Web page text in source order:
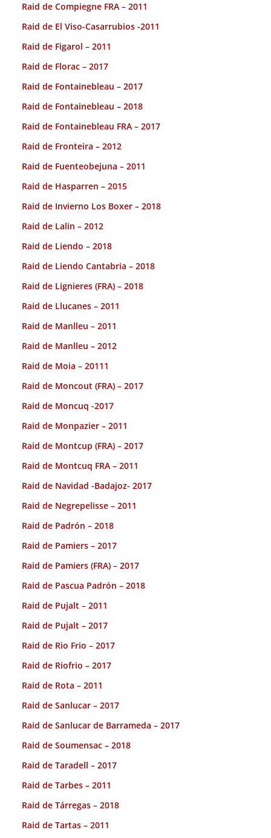
Raid de Compiegne FRA – 2011
Raid de El Viso-Casarrubios -2011
Raid de Figarol – 2011
Raid de Florac – 2017
Raid de Fontainebleau – 2017
Raid de Fontainebleau – 2018
Raid de Fontainebleau FRA – 2017
Raid de Fronteira – 2012
Raid de Fuenteobejuna – 2011
Raid de Hasparren – 2015
Raid de Invierno Los Boxer – 2018
Raid de Lalin – 2012
Raid de Liendo – 2018
Raid de Liendo Cantabria – 2018
Raid de Lignieres (FRA) – 2018
Raid de Llucanes – 2011
Raid de Manlleu – 2011
Raid de Manlleu – 2012
Raid de Moia – 20111
Raid de Moncout (FRA) – 2017
Raid de Moncuq -2017
Raid de Monpazier – 2011
Raid de Montcup (FRA) – 2017
Raid de Montcuq FRA – 2011
Raid de Navidad -Badajoz- 2017
Raid de Negrepelisse – 2011
Raid de Padrón – 2018
Raid de Pamiers – 2017
Raid de Pamiers (FRA) – 2017
Raid de Pascua Padrón – 2018
Raid de Pujalt – 2011
Raid de Pujalt – 2017
Raid de Rio Frio – 2017
Raid de Riofrio – 2017
Raid de Rota – 2011
Raid de Sanlucar – 2017
Raid de Sanlucar de Barrameda – 2017
Raid de Soumensac – 2018
Raid de Taradell – 2017
Raid de Tarbes – 2011
Raid de Tárregas – 2018
Raid de Tartas – 2011